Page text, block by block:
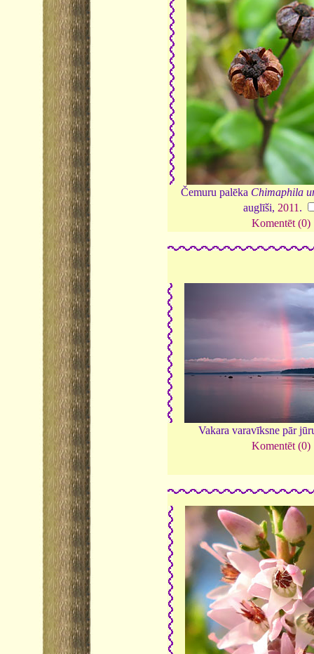
Čemuru palēka Chimaphila
auglīši, 2011 .
Komentēt (0)
Vakara varavīksne pār
Komentēt (0)